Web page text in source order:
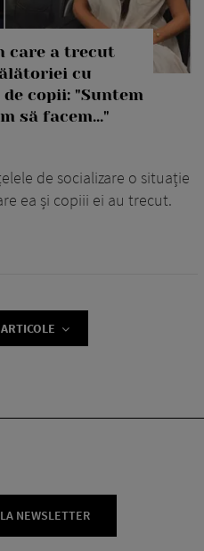
care a trecut
cu
copii: "Suntem
să facem..."
de socializare o situație
ea și copiii ei au trecut.
NEWSLETTER